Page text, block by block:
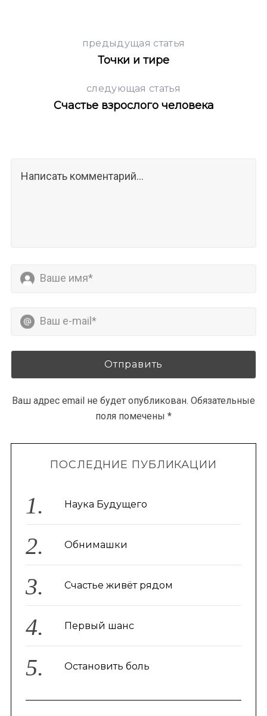
предыдущая статья
Точки и тире
следующая статья
Счастье взрослого человека
Ваш адрес email не будет опубликован. Обязательные
поля помечены *
ПОСЛЕДНИЕ ПУБЛИКАЦИИ
Наука Будущего
Обнимашки
Счастье живёт рядом
Первый шанс
Остановить боль